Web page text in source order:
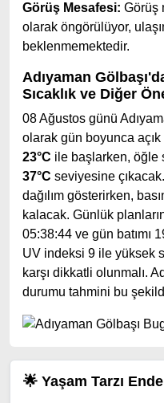
Görüş Mesafesi: Görüş
olarak öngörülüyor,
beklenmemektedir.
Adıyaman
Sıcaklık ve Diğer
08 Ağustos günü
olarak gün boyunca
23°C ile başlarken, öğle
37°C seviyesine
dağılım gösterirken,
kalacak. Günlük
05:38:44 ve gün batımı
UV indeksi 9 ile yüksek
karşı dikkatli olunmalı.
durumu tahmini bu
🌟 Yaşam Tarzı